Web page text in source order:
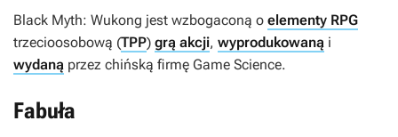
Black Myth: Wukong jest wzbogaconą o elementy RPG
trzecioosobową (TPP) grą akcji, wyprodukowaną i
wydaną przez chińską firmę Game Science.
Fabuła